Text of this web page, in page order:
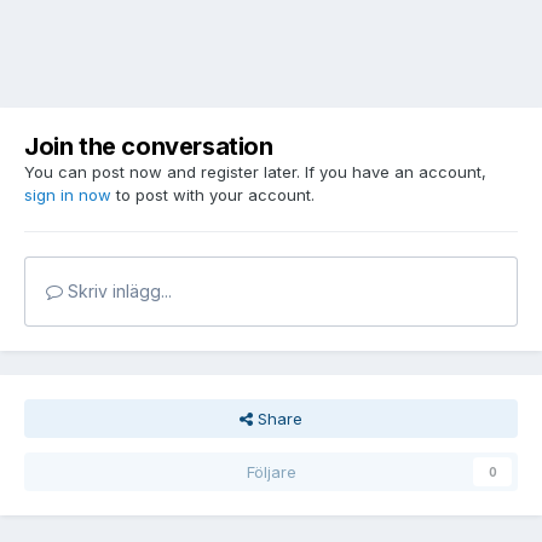
Join the conversation
You can post now and register later. If you have an account,
sign in now to post with your account.
Skriv inlägg...
Share
Följare 0